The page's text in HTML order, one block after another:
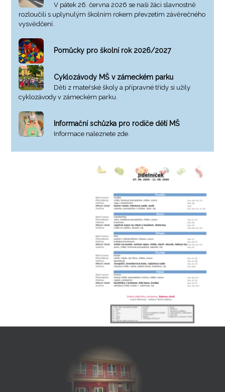
V pátek 26. června 2026 se naši žáci slavnostně
rozloučili s uplynulým školním rokem převzetím závěrečného
vysvědčení.
Pomůcky pro školní rok 2026/2027
Cyklozávody MŠ v zámeckém parku
Děti z mateřské školy a přípravné třídy si užily
cyklozávody v zámeckém parku.
Informační schůzka pro rodiče dětí MŠ
Informace naleznete zde.